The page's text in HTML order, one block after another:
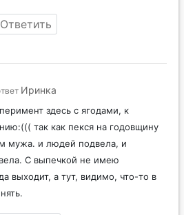
Ответить
Иринка
здесь с ягодами, к
так как пекся на годовщину
мужа. и людей подвела, и
С выпечкой не имею
выходит, а тут, видимо, что-то в